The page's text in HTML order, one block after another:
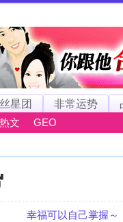
星团 非常运势
热文 GEO
幸福可以自己掌握～